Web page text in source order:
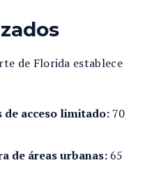
de Florida establece
acceso limitado: 70
de áreas urbanas: 65